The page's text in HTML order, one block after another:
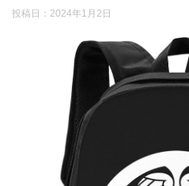
投稿日： 2024年1月2日